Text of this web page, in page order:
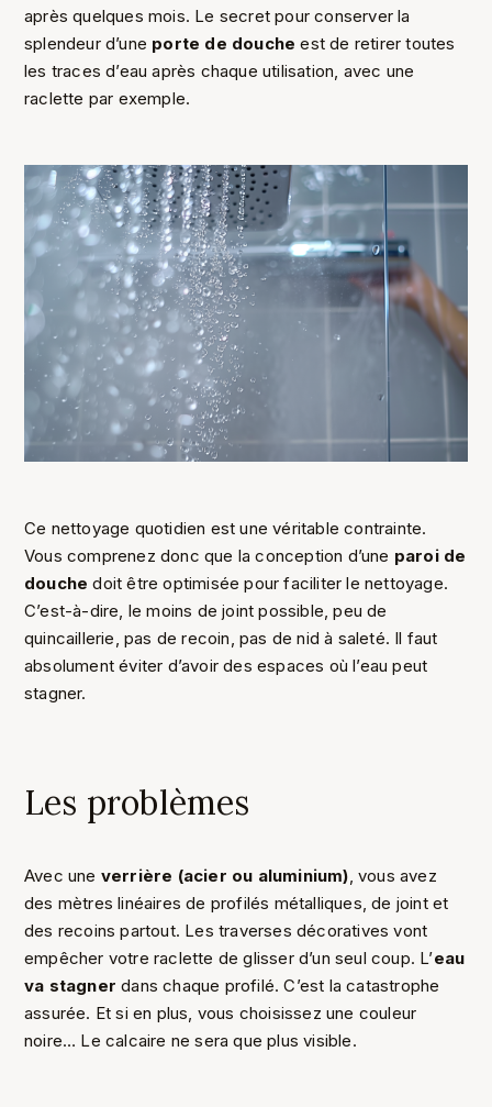
après quelques mois. Le secret pour conserver la
splendeur d’une porte de douche est de retirer toutes
les traces d’eau après chaque utilisation, avec une
raclette par exemple.
Ce nettoyage quotidien est une véritable contrainte.
Vous comprenez donc que la conception d’une paroi de
douche doit être optimisée pour faciliter le nettoyage.
C’est-à-dire, le moins de joint possible, peu de
quincaillerie, pas de recoin, pas de nid à saleté. Il faut
absolument éviter d’avoir des espaces où l’eau peut
stagner.
Les problèmes
Avec une verrière (acier ou aluminium), vous avez
des mètres linéaires de profilés métalliques, de joint et
des recoins partout. Les traverses décoratives vont
empêcher votre raclette de glisser d’un seul coup. L’eau
va stagner dans chaque profilé. C’est la catastrophe
assurée. Et si en plus, vous choisissez une couleur
noire… Le calcaire ne sera que plus visible.